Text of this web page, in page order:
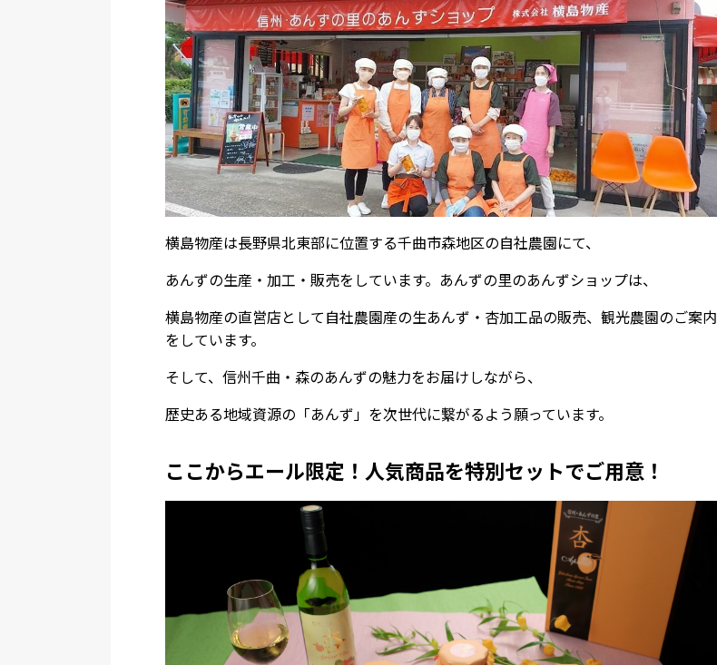
横島物産は長野県北東部に位置する千曲市森地区の自社農園にて、
あんずの生産・加工・販売をしています。 あんずの里のあんずショップは、
横島物産の直営店として自社農園産の生あんず・杏加工品の販売、観光農園のご案内
をしています。
そして、信州千曲・森のあんずの魅力をお届けしながら、
歴史ある地域資源の「あんず」を次世代に繋がるよう願っています。
ここからエール限定！人気商品を特別セットでご用意！